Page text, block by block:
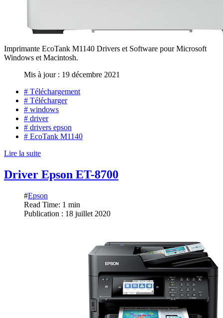
Imprimante EcoTank M1140 Drivers et Software pour Microsoft
Windows et Macintosh.
Mis à jour : 19 décembre 2021
# Téléchargement
# Télécharger
# windows
# driver
# drivers epson
# EcoTank M1140
Lire la suite
Driver Epson ET-8700
#Epson
Read Time: 1 min
Publication : 18 juillet 2020